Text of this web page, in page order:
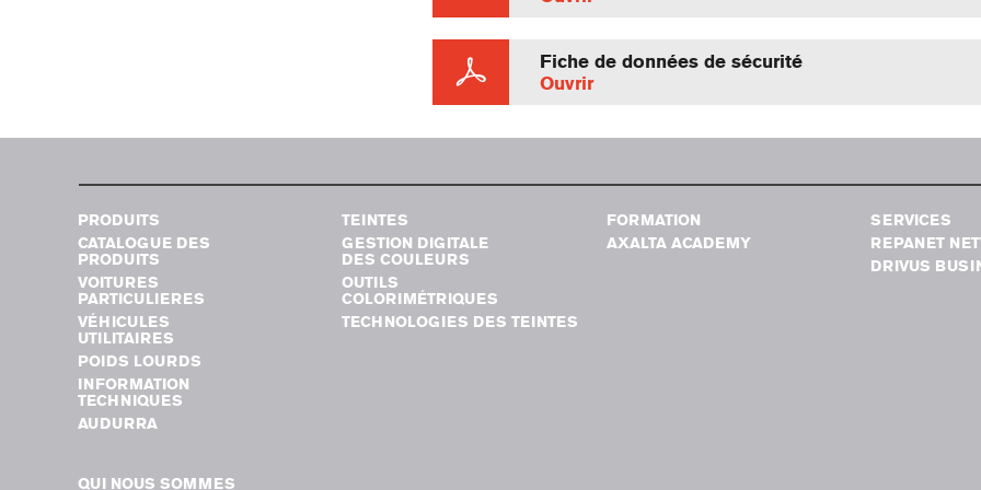
Fiche de données de sécurité
Ouvrir
PRODUITS
CATALOGUE DES
PRODUITS
VOITURES
PARTICULIERES
VÉHICULES
UTILITAIRES
POIDS LOURDS
INFORMATION
TECHNIQUES
AUDURRA
TEINTES
GESTION DIGITALE
DES COULEURS
OUTILS
COLORIMÉTRIQUES
TECHNOLOGIES DES TEINTES
FORMATION
AXALTA ACADEMY
SERVICES
REPANET
DRIVUS
QUI NOUS SOMMES